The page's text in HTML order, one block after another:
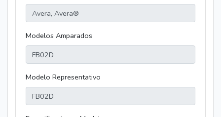
Modelos Amparados
Modelo Representativo